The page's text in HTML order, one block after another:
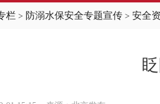
栏 > 防溺水保安全专题宣传 > 安全